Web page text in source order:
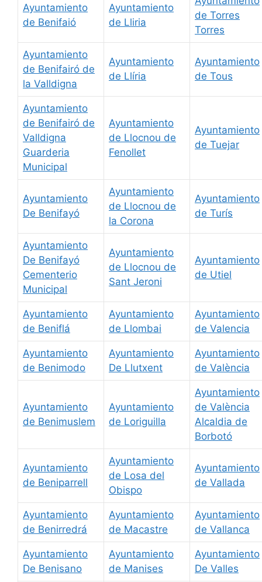
Ayuntamiento
de Benifaió
Ayuntamiento
de Lliria
de Torres
Torres
Ayuntamiento
de Benifairó de
la Valldigna
Ayuntamiento
de Llíria
Ayuntamiento
de Tous
Ayuntamiento
de Benifairó de
Valldigna
Guarderia
Municipal
Ayuntamiento
de Llocnou de
Fenollet
Ayuntamiento
de Tuejar
Ayuntamiento
De Benifayó
Ayuntamiento
de Llocnou de
la Corona
Ayuntamiento
de Turís
Ayuntamiento
De Benifayó
Cementerio
Municipal
Ayuntamiento
de Llocnou de
Sant Jeroni
Ayuntamiento
de Utiel
Ayuntamiento
de Beniflá
Ayuntamiento
de Llombai
Ayuntamiento
de Valencia
Ayuntamiento
de Benimodo
Ayuntamiento
De Llutxent
Ayuntamiento
de València
Ayuntamiento
de Benimuslem
Ayuntamiento
de Loriguilla
Ayuntamiento
de València
Alcaldia de
Borbotó
Ayuntamiento
de Beniparrell
Ayuntamiento
de Losa del
Obispo
Ayuntamiento
de Vallada
Ayuntamiento
de Benirredrá
Ayuntamiento
de Macastre
Ayuntamiento
de Vallanca
Ayuntamiento
De Benisano
Ayuntamiento
de Manises
Ayuntamiento
De Valles